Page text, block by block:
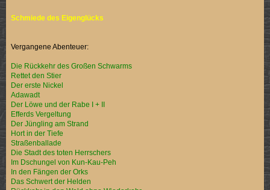
Schmiede des Eigenglücks
Vergangene Abenteuer:
Die Rückkehr des Großen Schwarms
Rettet den Stier
Der erste Nickel
Adawadt
Der Löwe und der Rabe I + II
Efferds Vergeltung
Der Jüngling am Strand
Hort in der Tiefe
Straßenballade
Die Stadt des toten Herrschers
Im Dschungel von Kun-Kau-Peh
In den Fängen der Orks
Das Schwert der Helden